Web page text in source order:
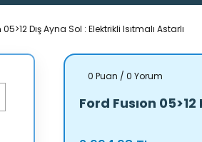
Dış Ayna Sol : Elektrikli Isıtmalı Astarlı
0 Puan / 0 Yorum
Ford Fusıon